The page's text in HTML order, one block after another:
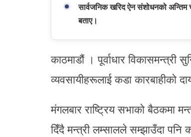
सार्वजनिक खरिद ऐन संशोधनको अन्तिम
बताए।
काठमाडौं । पूर्वाधार विकासमन्त्री
व्यवसायीहरूलाई कडा कारबाहीको
मंगलबार राष्ट्रिय सभाको बैठकमा
दिँदै मन्त्री लम्सालले सम्झाउँदा पनि